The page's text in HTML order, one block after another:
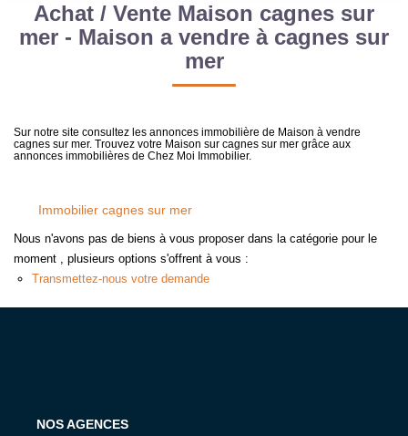
Notre Équipe
Nous Rejoindre
CONTACT
Surface min Budget max
Achat / Vente Maison cagnes sur
mer - Maison a vendre à cagnes sur
mer
Sur notre site consultez les annonces immobilière de Maison à vendre
cagnes sur mer. Trouvez votre Maison sur cagnes sur mer grâce aux
annonces immobilières de Chez Moi Immobilier.
Immobilier cagnes sur mer
Nous n'avons pas de biens à vous proposer dans la catégorie pour le
moment , plusieurs options s'offrent à vous :
Transmettez-nous votre demande
NOS AGENCES